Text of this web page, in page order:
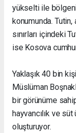
yükselti ile
konumunda.
sınırları içindeki
ise Kosova
Yaklaşık 40 bin
Müslüman
bir görünüme
hayvancılık ve
oluşturuyor.